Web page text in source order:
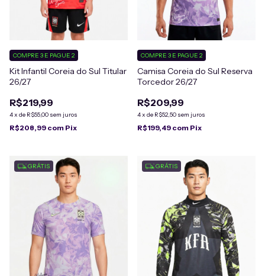
Kit Infantil Coreia do Sul Titular
26/27
R$219,99
4x de R$55,00 sem juros
COMPRE 3 E PAGUE 2
R$208,99 com Pix
Camisa Coreia do Sul Reserva
Torcedor 26/27
R$209,99
4x de R$52,50 sem juros
COMPRE 3 E PAGUE 2
R$199,49 com Pix
GRÁTIS GRÁTIS